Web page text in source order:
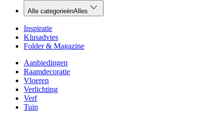
Alle categorieënAlles
Inspiratie
Klusadvies
Folder & Magazine
Aanbiedingen
Raamdecoratie
Vloeren
Verlichting
Verf
Tuin